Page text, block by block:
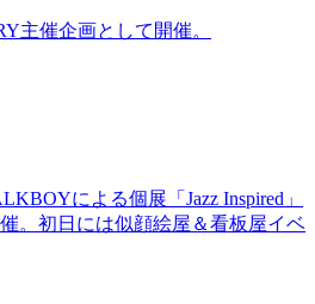
主催企画として開催。
による個展「Jazz Inspired」
。初日には似顔絵屋＆看板屋イベ